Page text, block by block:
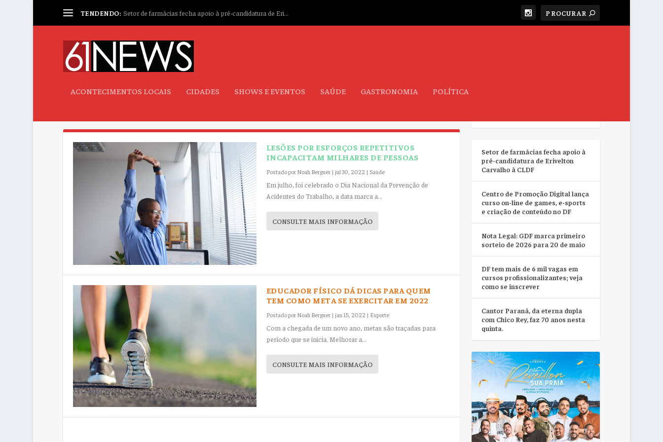
TENDENDO: Setor de farmácias fecha apoio à pré-candidatura de Eri...
ACONTECIMENTOS LOCAIS CIDADES SHOWS E EVENTOS SAÚDE GASTRONOMIA POLÍTICA
LESÕES POR ESFORÇOS REPETITIVOS
INCAPACITAM MILHARES DE PESSOAS
Postado porNoah Berguer| jul 30, 2022 | Saúde
Em julho, foi celebrado o Dia Nacional da Prevenção de
Acidentes do Trabalho, a data marca a...
CONSULTE MAIS INFORMAÇÃO
EDUCADOR FÍSICO DÁ DICAS PARA QUEM
TEM COMO META SE EXERCITAR EM 2022
Postado porNoah Berguer| jan 15, 2022 | Esporte
Com a chegada de um novo ano, metas são traçadas para
período que se inicia. Melhorar a...
CONSULTE MAIS INFORMAÇÃO
Setor de farmácias fecha apoio à
pré-candidatura de Erivelton
Carvalho à CLDF
Centro de Promoção Digital lança
curso on-line de games, e-sports
e criação de conteúdo no DF
Nota Legal: GDF marca primeiro
sorteio de 2026 para 20 de maio
DF tem mais de 6 mil vagas em
cursos profissionalizantes; veja
como se inscrever
Cantor Paraná, da eterna dupla
com Chico Rey, faz 70 anos nesta
quinta.